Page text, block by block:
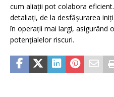
cum aliații pot colabora
detaliați, de la desfășurarea
în operații mai largi, asigurând
potențialelor riscuri.